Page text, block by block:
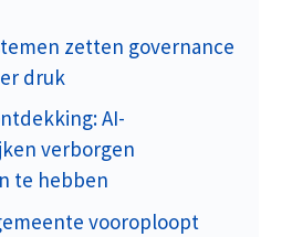
zetten governance
druk
AI-
verborgen
te hebben
vooroploopt